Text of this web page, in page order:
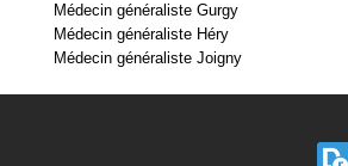
Médecin généraliste Gurgy
Médecin généraliste Héry
Médecin généraliste Joigny